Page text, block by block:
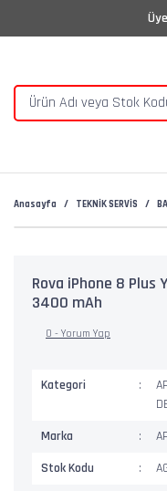
Anasayfa TEKNİK SERVİS
Rova iPhone 8 Plus
3400 mAh
0 - Yorum Yap
Kategori
Marka
Stok Kodu